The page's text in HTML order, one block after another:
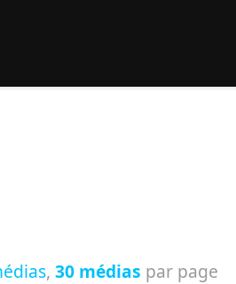
, 30 médias par page